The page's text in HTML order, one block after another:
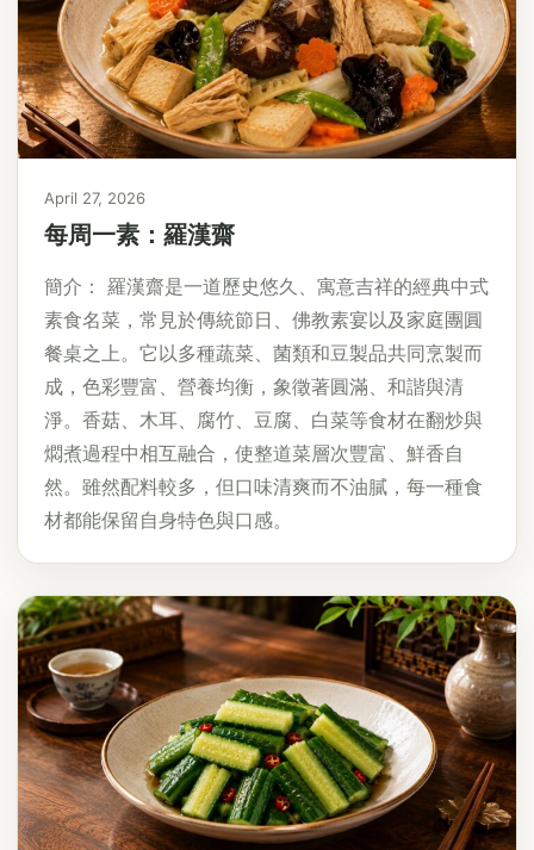
April 27, 2026
每周一素：羅漢齋
簡介： 羅漢齋是一道歷史悠久、寓意吉祥的經典中式
素食名菜，常見於傳統節日、佛教素宴以及家庭團圓
餐桌之上。它以多種蔬菜、菌類和豆製品共同烹製而
成，色彩豐富、營養均衡，象徵著圓滿、和諧與清
淨。香菇、木耳、腐竹、豆腐、白菜等食材在翻炒與
燜煮過程中相互融合，使整道菜層次豐富、鮮香自
然。雖然配料較多，但口味清爽而不油膩，每一種食
材都能保留自身特色與口感。